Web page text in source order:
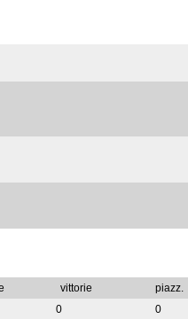
vittorie piazz.
0 0